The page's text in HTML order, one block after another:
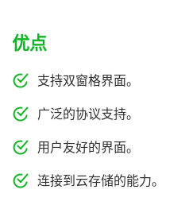
优点
支持双窗格界面。
广泛的协议支持。
用户友好的界面。
连接到云存储的能力。